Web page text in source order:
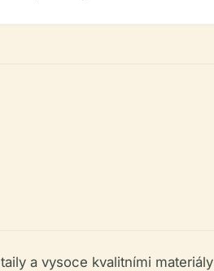
a vysoce kvalitními materiály